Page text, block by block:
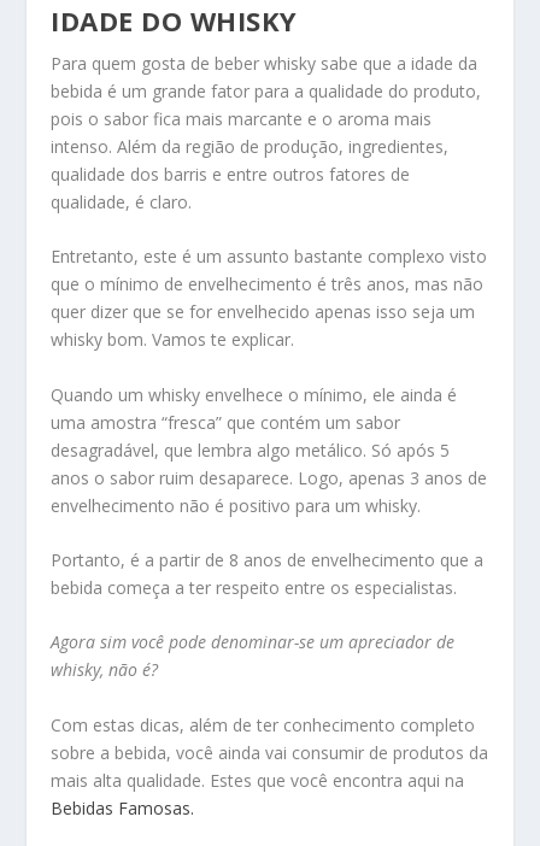
IDADE DO WHISKY
Para quem gosta de beber whisky sabe que a idade da
bebida é um grande fator para a qualidade do produto,
pois o sabor fica mais marcante e o aroma mais
intenso. Além da região de produção, ingredientes,
qualidade dos barris e entre outros fatores de
qualidade, é claro.
Entretanto, este é um assunto bastante complexo visto
que o mínimo de envelhecimento é três anos, mas não
quer dizer que se for envelhecido apenas isso seja um
whisky bom. Vamos te explicar.
Quando um whisky envelhece o mínimo, ele ainda é
uma amostra “fresca” que contém um sabor
desagradável, que lembra algo metálico. Só após 5
anos o sabor ruim desaparece. Logo, apenas 3 anos de
envelhecimento não é positivo para um whisky.
Portanto, é a partir de 8 anos de envelhecimento que a
bebida começa a ter respeito entre os especialistas.
Agora sim você pode denominar-se um apreciador de
whisky, não é?
Com estas dicas, além de ter conhecimento completo
sobre a bebida, você ainda vai consumir de produtos da
mais alta qualidade. Estes que você encontra aqui na
Bebidas Famosas.